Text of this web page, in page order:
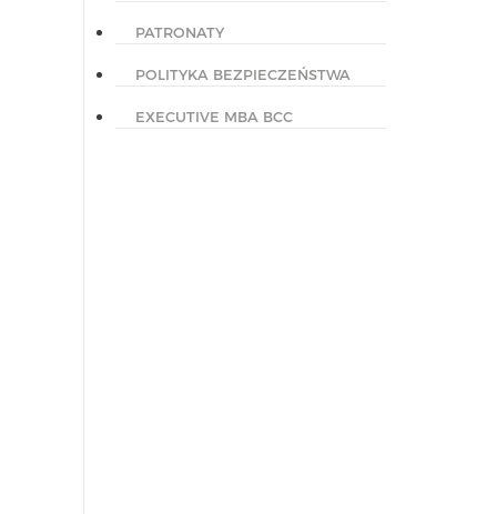
PATRONATY
POLITYKA BEZPIECZEŃSTWA
EXECUTIVE MBA BCC